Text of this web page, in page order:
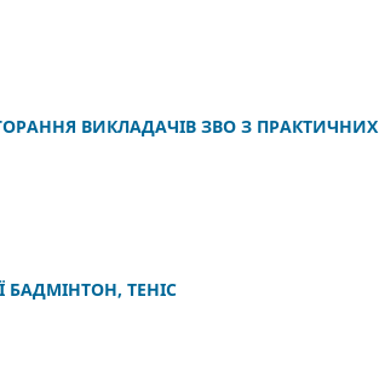
ВИКЛАДАЧІВ ЗВО З ПРАКТИЧНИХ
БАДМІНТОН, ТЕНІС